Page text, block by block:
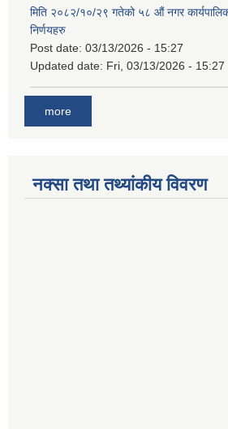
मिति २०८२/१०/२९ गतेको ५८ औं नगर
निर्णयहरु
Post date: 03/13/2026 - 15:27
Updated date: Fri, 03/13/2026 - 15:27
more
नक्सा तथा तथ्यांकीय विवरण